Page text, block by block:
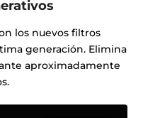
los nuevos filtros
generación. Elimina
aproximadamente